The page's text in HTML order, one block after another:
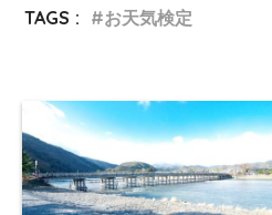
TAGS :
お天気検定